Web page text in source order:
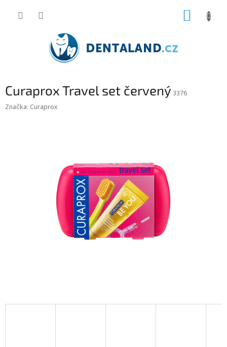
Curaprox Travel set červený 3376
Značka: Curaprox